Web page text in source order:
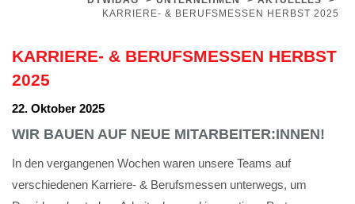
KARRIERE- & BERUFSMESSEN HERBST 2025
KARRIERE- & BERUFSMESSEN HERBST
2025
22. Oktober 2025
WIR BAUEN AUF NEUE MITARBEITER:INNEN!
In den vergangenen Wochen waren unsere Teams auf
verschiedenen Karriere- & Berufsmessen unterwegs, um